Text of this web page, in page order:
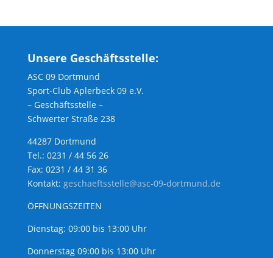
Unsere Geschäftsstelle:
ASC 09 Dortmund
Sport-Club Aplerbeck 09 e.V.
– Geschäftsstelle –
Schwerter Straße 238
44287 Dortmund
Tel.: 0231 / 44 56 26
Fax: 0231 / 44 31 36
Kontakt: geschaeftsstelle@asc-09-dortmund.de
ÖFFNUNGSZEITEN
Dienstag: 09:00 bis 13:00 Uhr
Donnerstag 09:00 bis 13:00 Uhr